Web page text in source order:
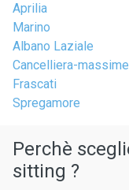
Aprilia
Marino
Albano Laziale
Cancelliera-
Frascati
Spregamore
Perchè
sitting ?